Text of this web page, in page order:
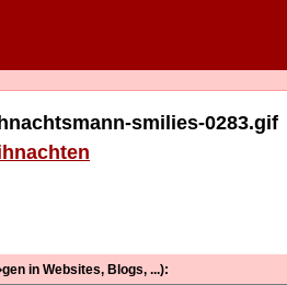
smilies-0283.gif
in Websites, Blogs, ...):